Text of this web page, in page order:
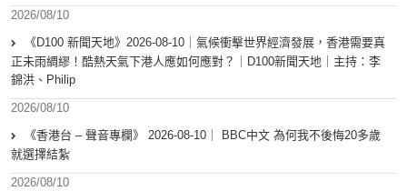
2026/08/10
《D100 新聞天地》2026-08-10｜氣候衝擊世界經濟發展，香港需要真
正未雨綢繆！酷熱天氣下港人應如何應對？｜D100新聞天地｜主持：李
錦洪、Philip
2026/08/10
《香港台 – 聲音專欄》 2026-08-10｜ BBC中文 為何我不後悔20多歲
就選擇結紮
2026/08/10